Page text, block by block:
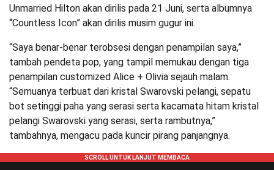
Unmarried Hilton akan dirilis pada 21 Juni, serta albumnya
“Countless Icon” akan dirilis musim gugur ini.
“Saya benar-benar terobsesi dengan penampilan saya,”
tambah pendeta pop, yang tampil memukau dengan tiga
penampilan customized Alice + Olivia sejauh malam.
“Semuanya terbuat dari kristal Swarovski pelangi, sepatu
bot setinggi paha yang serasi serta kacamata hitam kristal
pelangi Swarovski yang serasi, serta rambutnya,”
tambahnya, mengacu pada kuncir pirang panjangnya.